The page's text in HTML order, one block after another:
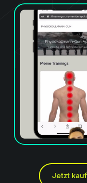
Jetzt